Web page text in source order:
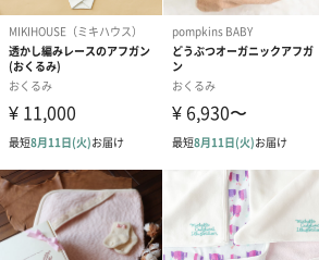
事故の防止
赤ちゃんの動きを制限することでブランケ
の防止にも役立ちます。
モロー反射防止